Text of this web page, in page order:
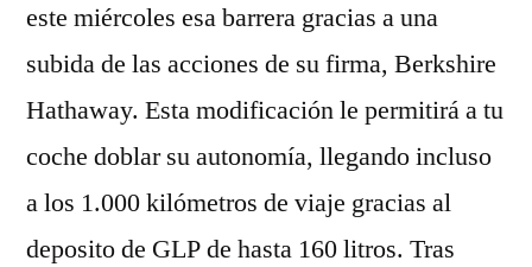
este miércoles esa barrera gracias a una
subida de las acciones de su firma, Berkshire
Hathaway. Esta modificación le permitirá a tu
coche doblar su autonomía, llegando incluso
a los 1.000 kilómetros de viaje gracias al
deposito de GLP de hasta 160 litros. Tras